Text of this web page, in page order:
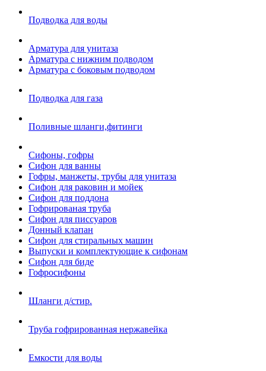
Подводка для воды
Арматура для унитаза
Арматура с нижним подводом
Арматура с боковым подводом
Подводка для газа
Поливные шланги,фитинги
Сифоны, гофры
Сифон для ванны
Гофры, манжеты, трубы для унитаза
Сифон для раковин и мойек
Сифон для поддона
Гофрированая труба
Сифон для писсуаров
Донный клапан
Сифон для стиральных машин
Выпуски и комплектующие к сифонам
Сифон для биде
Гофросифоны
Шланги д/стир.
Труба гофрированная нержавейка
Емкости для воды